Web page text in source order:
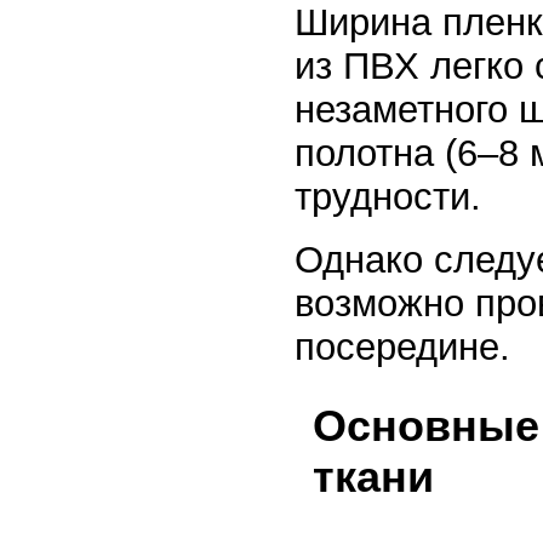
Ширина
из ПВХ легко
незаметного
полотна (6–8
трудности.
Однако
возможно
посередине.
Основные
ткани